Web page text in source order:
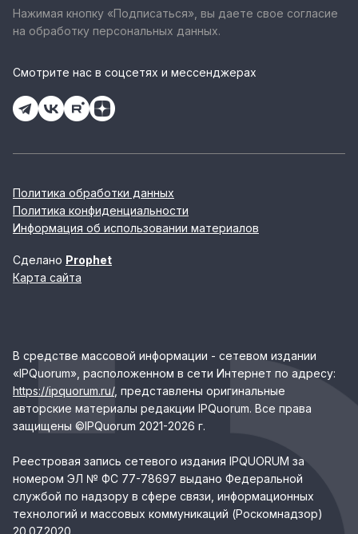
Нажимая кнопку «Подписаться», вы даете свое согласие
на обработку персональных данных.
Смотрите нас в соцсетях и мессенджерах
Политика обработки данных
Политика конфиденциальности
Информация об использовании материалов
Сделано Prophet
Карта сайта
В средстве массовой информации - сетевом издании
«IPQuorum», расположенном в сети Интернет по адресу:
https://ipquorum.ru/, представлены оригинальные
авторские материалы редакции IPQuorum. Все права
защищены ©IPQuorum 2021-2026 г.
Реестровая запись сетевого издания IPQUORUM за
номером ЭЛ № ФС 77-78697 выдано Федеральной
службой по надзору в сфере связи, информационных
технологий и массовых коммуникаций (Роскомнадзор)
20.07.2020